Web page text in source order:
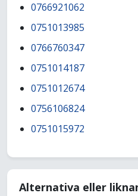
0766921062
0751013985
0766760347
0751014187
0751012674
0756106824
0751015972
Alternativa eller